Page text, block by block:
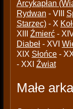
Arcykapłan
Rydwan - VIII
Starzec)- X
XIII Źmierć-
Diabeł- XVI
XIX Słońce-
- XXI Źwiat
Małe